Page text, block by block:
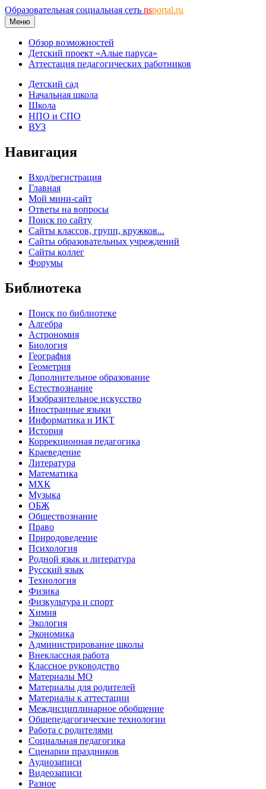
Образовательная социальная сеть nsportal.ru
Меню
Обзор возможностей
Детский проект «Алые паруса»
Аттестация педагогических работников
Детский сад
Начальная школа
Школа
НПО и СПО
ВУЗ
Навигация
Вход/регистрация
Главная
Мой мини-сайт
Ответы на вопросы
Поиск по сайту
Сайты классов, групп, кружков...
Сайты образовательных учреждений
Сайты коллег
Форумы
Библиотека
Поиск по библиотеке
Алгебра
Астрономия
Биология
География
Геометрия
Дополнительное образование
Естествознание
Изобразительное искусство
Иностранные языки
Информатика и ИКТ
История
Коррекционная педагогика
Краеведение
Литература
Математика
МХК
Музыка
ОБЖ
Обществознание
Право
Природоведение
Психология
Родной язык и литература
Русский язык
Технология
Физика
Физкультура и спорт
Химия
Экология
Экономика
Администрирование школы
Внеклассная работа
Классное руководство
Материалы МО
Материалы для родителей
Материалы к аттестации
Междисциплинарное обобщение
Общепедагогические технологии
Работа с родителями
Социальная педагогика
Сценарии праздников
Аудиозаписи
Видеозаписи
Разное